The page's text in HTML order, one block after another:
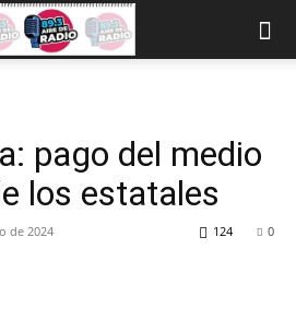
pago del medio
los estatales
de 2024 0
124